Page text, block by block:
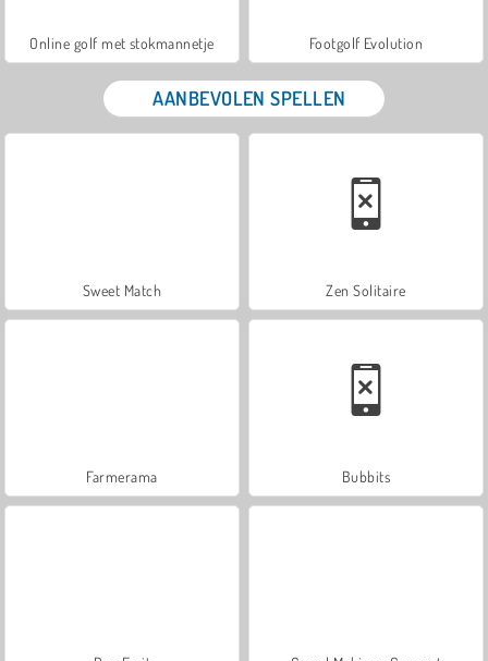
Online golf met stokmannetje Footgolf Evolution
AANBEVOLEN SPELLEN
Sweet Match Zen Solitaire
Farmerama Bubbits